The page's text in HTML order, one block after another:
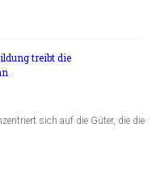
treibt die
sich auf die Güter, die die